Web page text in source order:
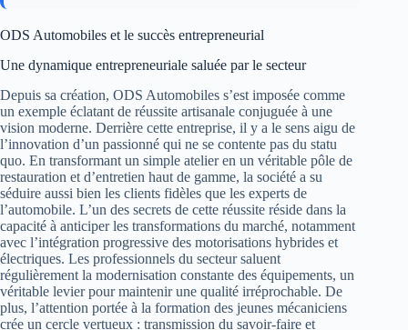
ODS Automobiles et le succès entrepreneurial
Une dynamique entrepreneuriale saluée par le secteur
Depuis sa création, ODS Automobiles s’est imposée comme
un exemple éclatant de réussite artisanale conjuguée à une
vision moderne. Derrière cette entreprise, il y a le sens aigu de
l’innovation d’un passionné qui ne se contente pas du statu
quo. En transformant un simple atelier en un véritable pôle de
restauration et d’entretien haut de gamme, la société a su
séduire aussi bien les clients fidèles que les experts de
l’automobile. L’un des secrets de cette réussite réside dans la
capacité à anticiper les transformations du marché, notamment
avec l’intégration progressive des motorisations hybrides et
électriques. Les professionnels du secteur saluent
régulièrement la modernisation constante des équipements, un
véritable levier pour maintenir une qualité irréprochable. De
plus, l’attention portée à la formation des jeunes mécaniciens
crée un cercle vertueux : transmission du savoir-faire et